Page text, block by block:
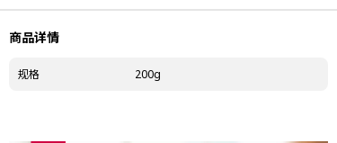
商品详情
规格 200g